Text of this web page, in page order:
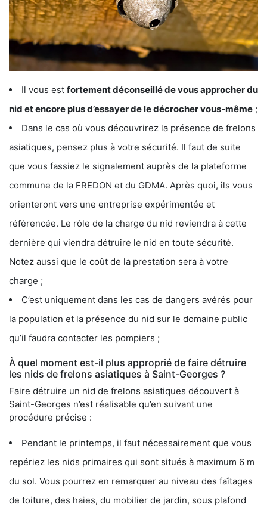
Il vous est fortement déconseillé de vous approcher du
nid et encore plus d’essayer de le décrocher vous-même ;
Dans le cas où vous découvrirez la présence de frelons
asiatiques, pensez plus à votre sécurité. Il faut de suite
que vous fassiez le signalement auprès de la plateforme
commune de la FREDON et du GDMA. Après quoi, ils vous
orienteront vers une entreprise expérimentée et
référencée. Le rôle de la charge du nid reviendra à cette
dernière qui viendra détruire le nid en toute sécurité.
Notez aussi que le coût de la prestation sera à votre
charge ;
C’est uniquement dans les cas de dangers avérés pour
la population et la présence du nid sur le domaine public
qu’il faudra contacter les pompiers ;
À quel moment est-il plus approprié de faire détruire
les nids de frelons asiatiques à Saint-Georges ?
Faire détruire un nid de frelons asiatiques découvert à
Saint-Georges n’est réalisable qu’en suivant une
procédure précise :
Pendant le printemps, il faut nécessairement que vous
repériez les nids primaires qui sont situés à maximum 6 m
du sol. Vous pourrez en remarquer au niveau des faîtages
de toiture, des haies, du mobilier de jardin, sous plafond